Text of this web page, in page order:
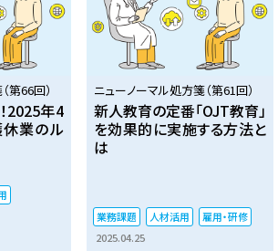
第66回）
2025年4
休業のル
ニューノーマル処方箋（第61回）
新人教育の定番「OJT教育」
を効果的に実施する方法と
は
業務課題 人材活用
雇用・研修
2025.04.25